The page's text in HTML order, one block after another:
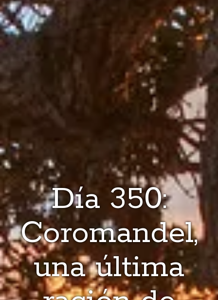
Día 350:
Coromandel,
una última